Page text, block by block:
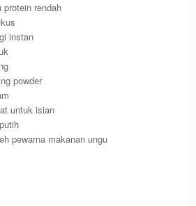
rendah
instan
powder
untuk isian
pewarna makanan ungu